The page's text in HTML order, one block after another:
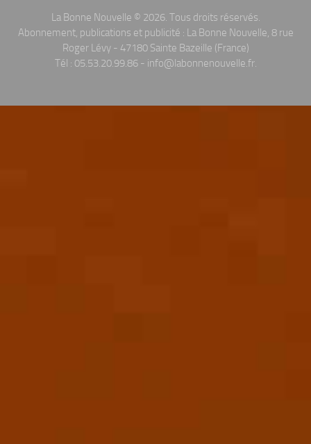
La Bonne Nouvelle © 2026. Tous droits réservés.
Abonnement, publications et publicité : La Bonne Nouvelle, 8 rue
Roger Lévy - 47180 Sainte Bazeille (France)
Tél : 05.53.20.99.86 - info@labonnenouvelle.fr.